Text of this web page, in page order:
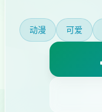
动漫 可爱